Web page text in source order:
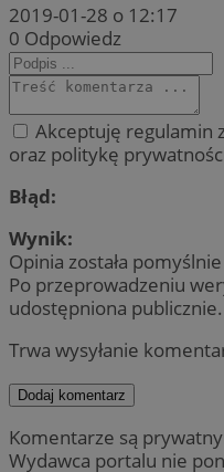
2019-01-28 o 12:17
0 Odpowiedz
Akceptuję regulamin
oraz politykę
Błąd:
Wynik:
Opinia została
Po przeprowadzeniu
udostępniona publicznie.
Trwa wysyłanie
Dodaj komentarz
Komentarze są
Wydawca portalu nie